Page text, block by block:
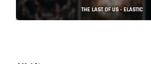
THE LAST OF US - ELASTIC